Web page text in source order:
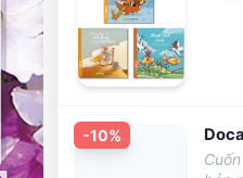
-10%